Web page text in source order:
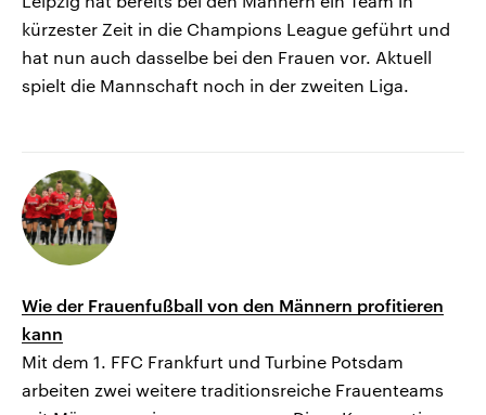
kürzester Zeit in die Champions League geführt und
hat nun auch dasselbe bei den Frauen vor. Aktuell
spielt die Mannschaft noch in der zweiten Liga.
Wie der Frauenfußball von den Männern profitieren
kann
Mit dem 1. FFC Frankfurt und Turbine Potsdam
arbeiten zwei weitere traditionsreiche Frauenteams